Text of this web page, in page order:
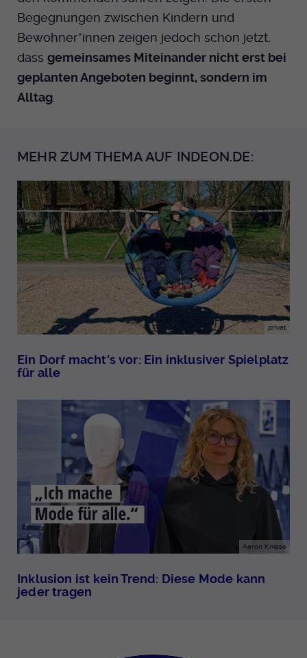
Begegnungen zwischen Kindern und
Bewohner*innen zeigen jedoch schon jetzt,
dass gemeinsames Miteinander nicht erst bei
geplanten Angeboten beginnt, sondern im
Alltag
MEHR ZUM THEMA AUF INDEON.DE:
privat
Ein Dorf macht's vor: Ein inklusiver Spielplatz
für alle
Aaron Kniese
Inklusion ist kein Trend: Diese Mode kann
jeder tragen